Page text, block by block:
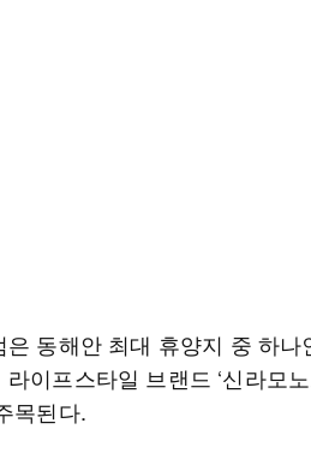
은 동해안 최대 휴양지 중 하
이프스타일 브랜드 ‘신라모
목된다.